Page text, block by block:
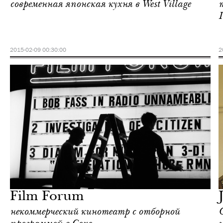
современная японская кухня в West Village
2015-02-09 00:30:00
Film Forum
некоммерческий кинотеатр с отборной
среда
Йорк